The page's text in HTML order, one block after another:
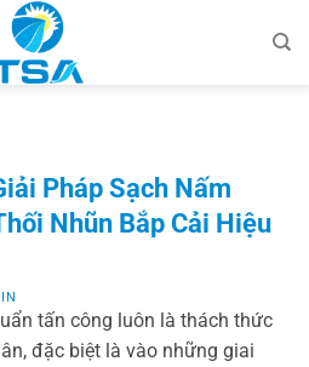
Pháp Sạch Nấm
Nhũn Bắp Cải Hiệu
tấn công luôn là thách thức
đặc biệt là vào những giai